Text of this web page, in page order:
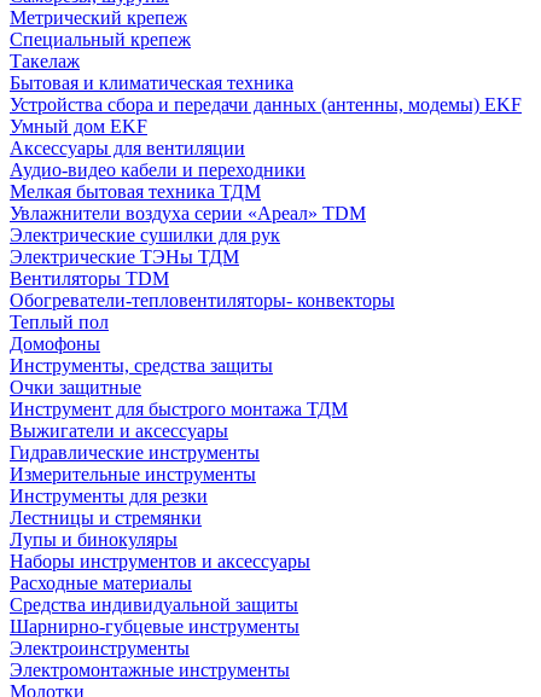
Метрический крепеж
Специальный крепеж
Такелаж
Бытовая и климатическая техника
Устройства сбора и передачи данных (антенны, модемы) EKF
Умный дом EKF
Аксессуары для вентиляции
Аудио-видео кабели и переходники
Мелкая бытовая техника ТДМ
Увлажнители воздуха серии «Ареал» TDM
Электрические сушилки для рук
Электрические ТЭНы ТДМ
Вентиляторы TDM
Обогреватели-тепловентиляторы- конвекторы
Теплый пол
Домофоны
Инструменты, средства защиты
Очки защитные
Инструмент для быстрого монтажа ТДМ
Выжигатели и аксессуары
Гидравлические инструменты
Измерительные инструменты
Инструменты для резки
Лестницы и стремянки
Лупы и бинокуляры
Наборы инструментов и аксессуары
Расходные материалы
Средства индивидуальной защиты
Шарнирно-губцевые инструменты
Электроинструменты
Электромонтажные инструменты
Молотки